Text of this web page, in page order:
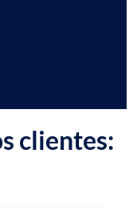
clientes: